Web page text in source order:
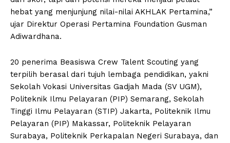
hebat yang menjunjung nilai-nilai AKHLAK Pertamina,”
ujar Direktur Operasi Pertamina Foundation Gusman
Adiwardhana.
20 penerima Beasiswa Crew Talent Scouting yang
terpilih berasal dari tujuh lembaga pendidikan, yakni
Sekolah Vokasi Universitas Gadjah Mada (SV UGM),
Politeknik Ilmu Pelayaran (PIP) Semarang, Sekolah
Tinggi Ilmu Pelayaran (STIP) Jakarta, Politeknik Ilmu
Pelayaran (PIP) Makassar, Politeknik Pelayaran
Surabaya, Politeknik Perkapalan Negeri Surabaya, dan